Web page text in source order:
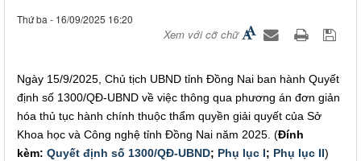
Thứ ba - 16/09/2025 16:20
Xem với cỡ chữ
Ngày 15/9/2025, Chủ tịch UBND tỉnh Đồng Nai ban hành Quyết
định số 1300/QĐ-UBND về việc thông qua phương án đơn giản
hóa thủ tục hành chính thuộc thẩm quyền giải quyết của Sở
Khoa học và Công nghệ tỉnh Đồng Nai năm 2025. (Đính
kèm: Quyết định số 1300/QĐ-UBND; Phụ lục I; Phụ lục II)